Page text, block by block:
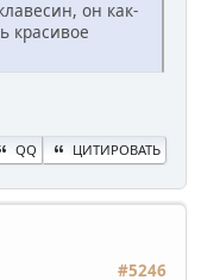
он как-
красивое
QQ ЦИТИРОВАТЬ
#5246